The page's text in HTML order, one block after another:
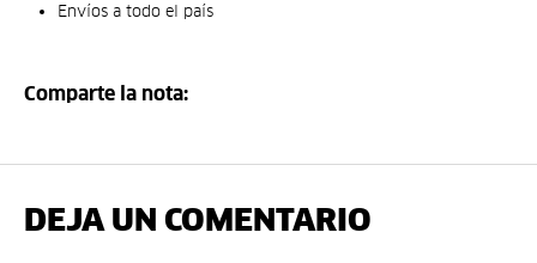
Envíos a todo el país
Comparte la nota:
DEJA UN COMENTARIO